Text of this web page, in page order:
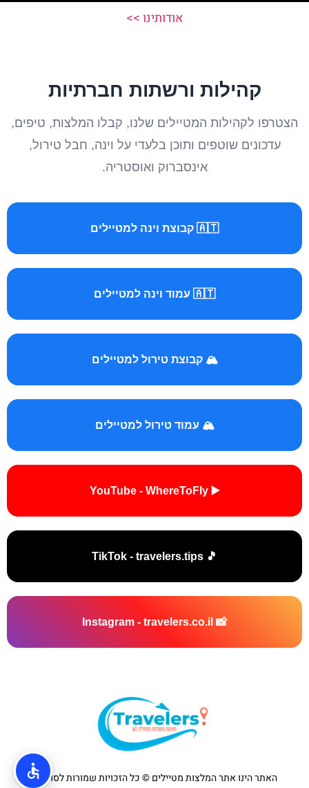
אודותינו >>
קהילות ורשתות חברתיות
הצטרפו לקהילות המטיילים שלנו, קבלו המלצות, טיפים,
עדכונים שוטפים ותוכן בלעדי על וינה, חבל טירול,
אינסברוק ואוסטריה.
🇦🇹 קבוצת וינה למטיילים
🇦🇹 עמוד וינה למטיילים
🏔️ קבוצת טירול למטיילים
🏔️ עמוד טירול למטיילים
▶️ YouTube - WhereToFly
🎵 TikTok - travelers.tips
📸 Instagram - travelers.co.il
האתר הינו אתר המלצות מטיילים © כל הזכויות שמורות לסוכנות